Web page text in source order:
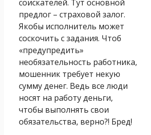
соискателей. Тут основной
предлог – страховой залог.
Якобы исполнитель может
соскочить с задания. Чтоб
«предупредить»
необязательность работника,
мошенник требует некую
сумму денег. Ведь все люди
носят на работу деньги,
чтобы выполнять свои
обязательства, верно?! Бред!